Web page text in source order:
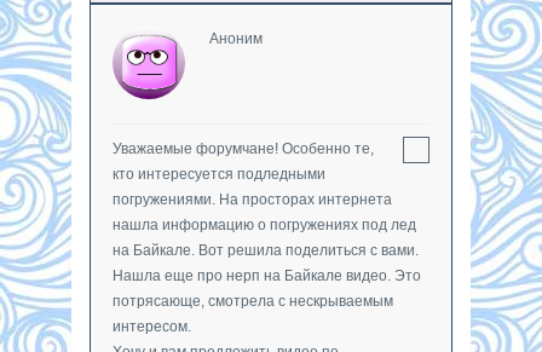
Аноним
Уважаемые форумчане! Особенно те,
кто интересуется подледными
погружениями. На просторах интернета
нашла информацию о погружениях под лед
на Байкале. Вот решила поделиться с вами.
Нашла еще про нерп на Байкале видео. Это
потрясающе, смотрела с нескрываемым
интересом.